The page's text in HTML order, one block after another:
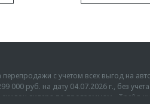
перепродажи с учетом всех выгод на
000 руб. на дату 04.07.2026 г., без
скидок дилера по программам «Трейд-